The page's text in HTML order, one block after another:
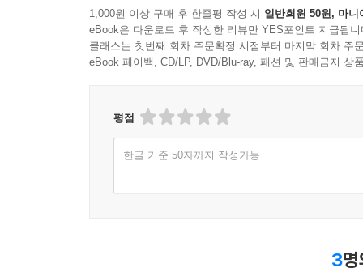
1,000원 이상 구매 후 한줄평 작성 시 일반회원 50원, 마니
eBook은 다운로드 후 작성한 리뷰만 YES포인트 지급됩니
클래스는 첫번째 회차 주문확정 시점부터 마지막 회차 주
eBook 페이백, CD/LP, DVD/Blu-ray, 패션 및 판매금지 상
평점
한글 기준 50자까지 작성가능
3